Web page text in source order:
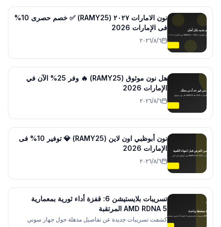
نون الامارات ٢٠٢٧ (RAMY25) ✅ خصم حصرى 10%
فى الإمارات 2026
٦‏/٨‏/٢٠٢٦
هل نون موثوق (RAMY25) 🔥 وفر 25% الآن في
الإمارات 2026
٦‏/٨‏/٢٠٢٦
نون أبوظبي اون لاين (RAMY25) 💎 توفير 10% فى
الإمارات 2026
٦‏/٨‏/٢٠٢٦
تسريبات بلايستيشن 6: قفزة أداء ثورية بمعمارية
AMD RDNA 5 المرتقبة
كشفت تسريبات جديدة عن تفاصيل مذهلة حول جهاز سوني